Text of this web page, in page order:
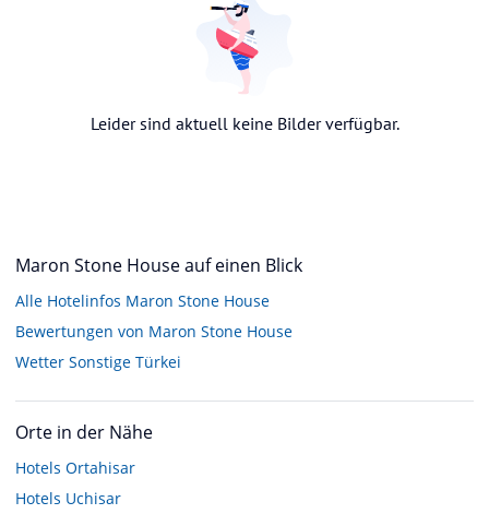
Leider sind aktuell keine Bilder verfügbar.
Maron Stone House auf einen Blick
Alle Hotelinfos Maron Stone House
Bewertungen von Maron Stone House
Wetter Sonstige Türkei
Orte in der Nähe
Hotels Ortahisar
Hotels Uchisar